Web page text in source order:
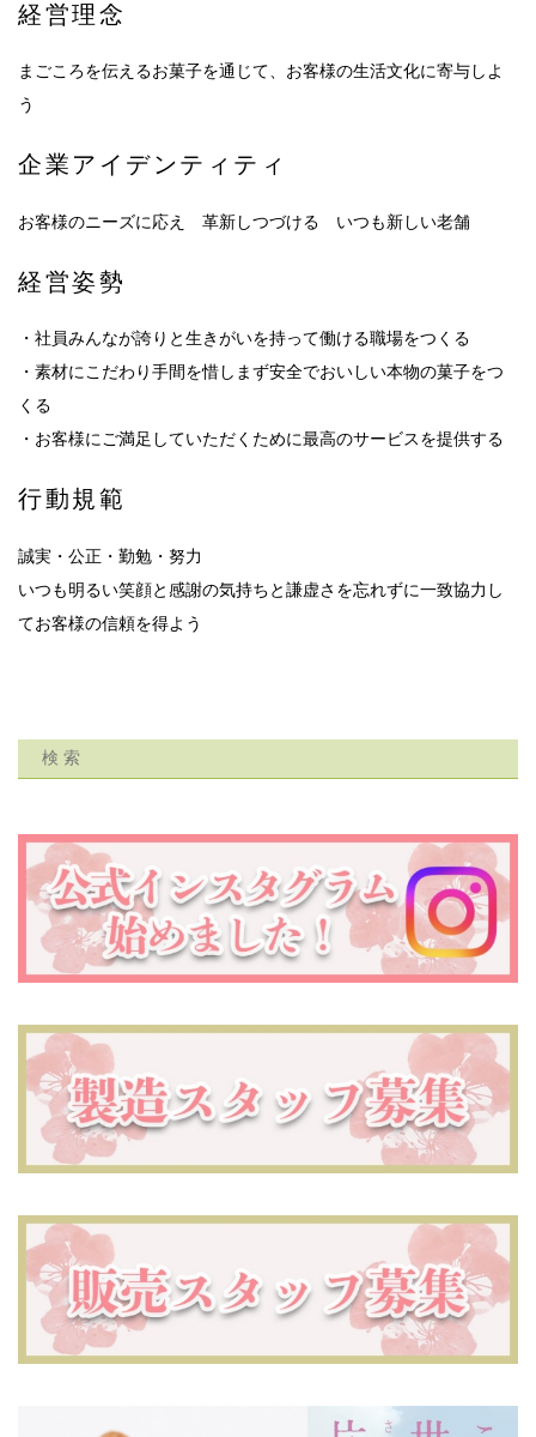
経営理念
まごころを伝えるお菓子を通じて、お客様の生活文化に寄与しよ
う
企業アイデンティティ
お客様のニーズに応え 革新しつづける いつも新しい老舗
経営姿勢
・社員みんなが誇りと生きがいを持って働ける職場をつくる
・素材にこだわり手間を惜しまず安全でおいしい本物の菓子をつ
くる
・お客様にご満足していただくために最高のサービスを提供する
行動規範
誠実・公正・勤勉・努力
いつも明るい笑顔と感謝の気持ちと謙虚さを忘れずに一致協力し
てお客様の信頼を得よう